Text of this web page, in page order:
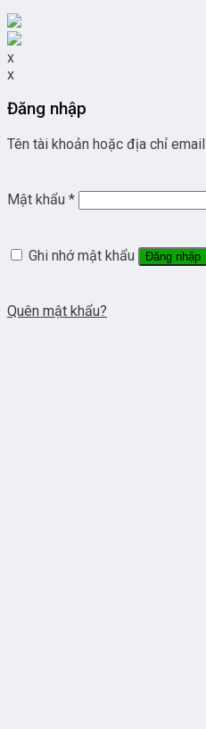
x
x
Đăng nhập
Tên tài khoản hoặc địa chỉ email
Mật khẩu *
Ghi nhớ mật khẩu Đăng nhập
Quên mật khẩu?